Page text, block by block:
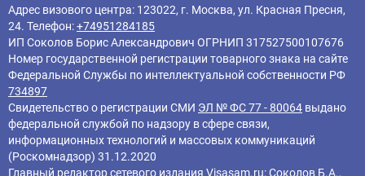
Адрес визового центра: 123022, г. Москва, ул. Красная Пресня,
24. Телефон:+74951284185
ИП Соколов Борис Александрович ОГРНИП 317527500107676
Номер государственной регистрации товарного знака на сайте
Федеральной Службы по интеллектуальной собственности РФ
734897
Свидетельство о регистрации СМИ ЭЛ № ФС 77 - 80064 выдано
федеральной службой по надзору в сфере связи,
информационных технологий и массовых коммуникаций
(Роскомнадзор) 31.12.2020
Главный редактор cетевого издания Visasam.ru: Соколов Б.А.,